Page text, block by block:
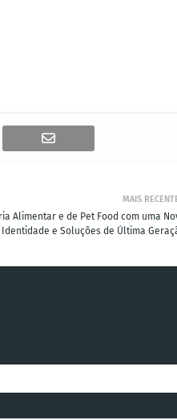
MAIS
Alimentar e de Pet Food com uma
Identidade e Soluções de Última